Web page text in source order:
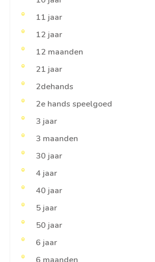
11 jaar
12 jaar
12 maanden
21 jaar
2dehands
2e hands speelgoed
3 jaar
3 maanden
30 jaar
4 jaar
40 jaar
5 jaar
50 jaar
6 jaar
6 maanden